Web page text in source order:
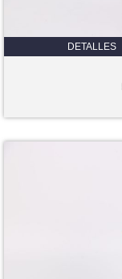
DETALLES